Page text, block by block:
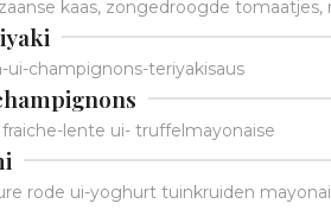
kaas, zongedroogde
ui-champignons-teriyakisaus
lente ui- truffelmayonaise
rode ui-yoghurt tuinkruiden